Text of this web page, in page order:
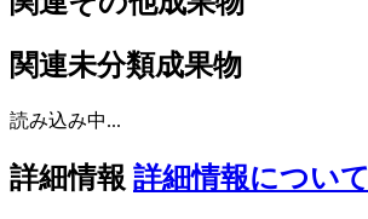
関連未分類成果物
読み込み中...
詳細情報 詳細情報について